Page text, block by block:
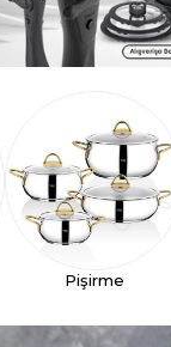
Pişirme